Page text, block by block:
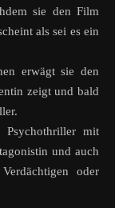
sie den Film
als sei es ein
erwägt sie den
zeigt und bald
Psychothriller mit
und auch
oder